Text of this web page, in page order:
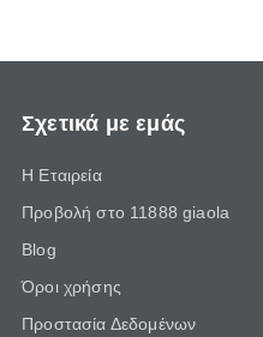
Σχετικά με εμάς
Η Εταιρεία
Προβολή στο 11888 giaola
Blog
Όροι χρήσης
Προστασία Δεδομένων